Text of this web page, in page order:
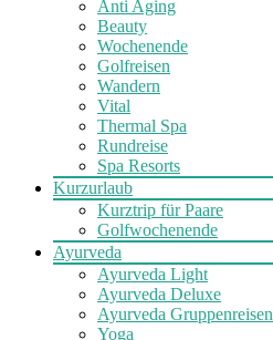
Anti Aging
Beauty
Wochenende
Golfreisen
Wandern
Vital
Thermal Spa
Rundreise
Spa Resorts
Kurzurlaub
Kurztrip für Paare
Golfwochenende
Ayurveda
Ayurveda Light
Ayurveda Deluxe
Ayurveda Gruppenreisen
Yoga